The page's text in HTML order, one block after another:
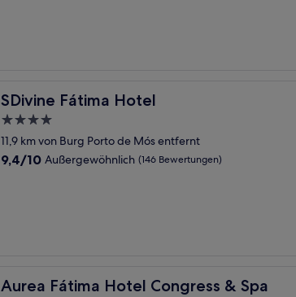
SDivine Fátima Hotel
SDivine Fátima Hotel
4.0-
Sterne-
Unterkunft
11,9 km von Burg Porto de Mós entfernt
9.4
9,4/10 Außergewöhnlich (146 Bewertungen)
Aurea Fátima Hotel Congress & Spa
Aurea Fátima Hotel Congress & Spa